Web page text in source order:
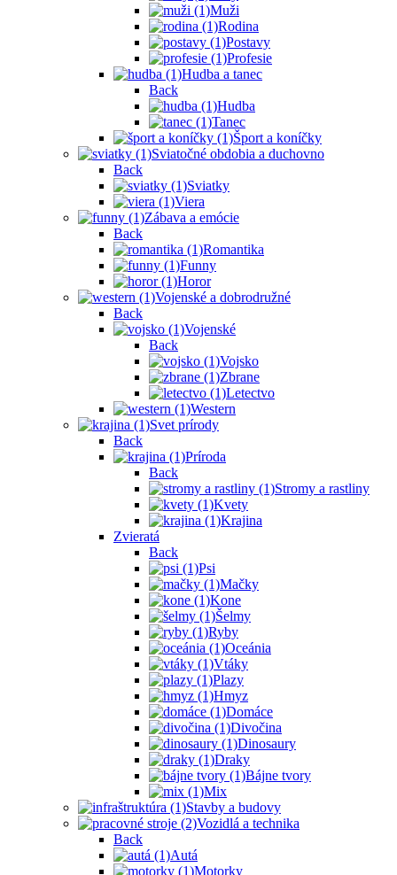
Muži
Rodina
Postavy
Profesie
Hudba a tanec
Back
Hudba
Tanec
Šport a koníčky
Sviatočné obdobia a duchovno
Back
Sviatky
Viera
Zábava a emócie
Back
Romantika
Funny
Horor
Vojenské a dobrodružné
Back
Vojenské
Back
Vojsko
Zbrane
Letectvo
Western
Svet prírody
Back
Príroda
Back
Stromy a rastliny
Kvety
Krajina
Zvieratá
Back
Psi
Mačky
Kone
Šelmy
Ryby
Oceánia
Vtáky
Plazy
Hmyz
Domáce
Divočina
Dinosaury
Draky
Bájne tvory
Mix
Stavby a budovy
Vozidlá a technika
Back
Autá
Motorky